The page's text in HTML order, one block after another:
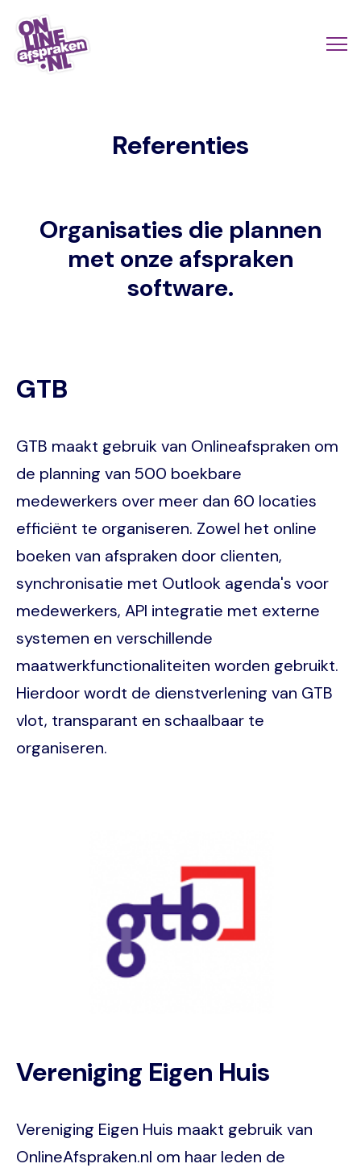
Naar
hoofdinhoud
Referenties
Organisaties die plannen
met onze afspraken
software.
GTB
GTB maakt gebruik van Onlineafspraken om
de planning van 500 boekbare
medewerkers over meer dan 60 locaties
efficiënt te organiseren. Zowel het online
boeken van afspraken door clienten,
synchronisatie met Outlook agenda's voor
medewerkers, API integratie met externe
systemen en verschillende
maatwerkfunctionaliteiten worden gebruikt.
Hierdoor wordt de dienstverlening van GTB
vlot, transparant en schaalbaar te
organiseren.
Vereniging Eigen Huis
Vereniging Eigen Huis maakt gebruik van
OnlineAfspraken.nl om haar leden de